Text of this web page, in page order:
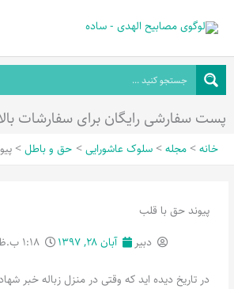
محتوا
پست سفارشی رایگان برای سفارشات بالای ۳۰۰.۰۰۰
خانه مجله سلوک عاشورایی حق و باطل
پیوند حق با قلب
دبیر
آبان ۲۸, ۱۳۹۷ ۱:۱۸ ب.ظ
در تاریخ دیده اید که وقتی در منزل زباله